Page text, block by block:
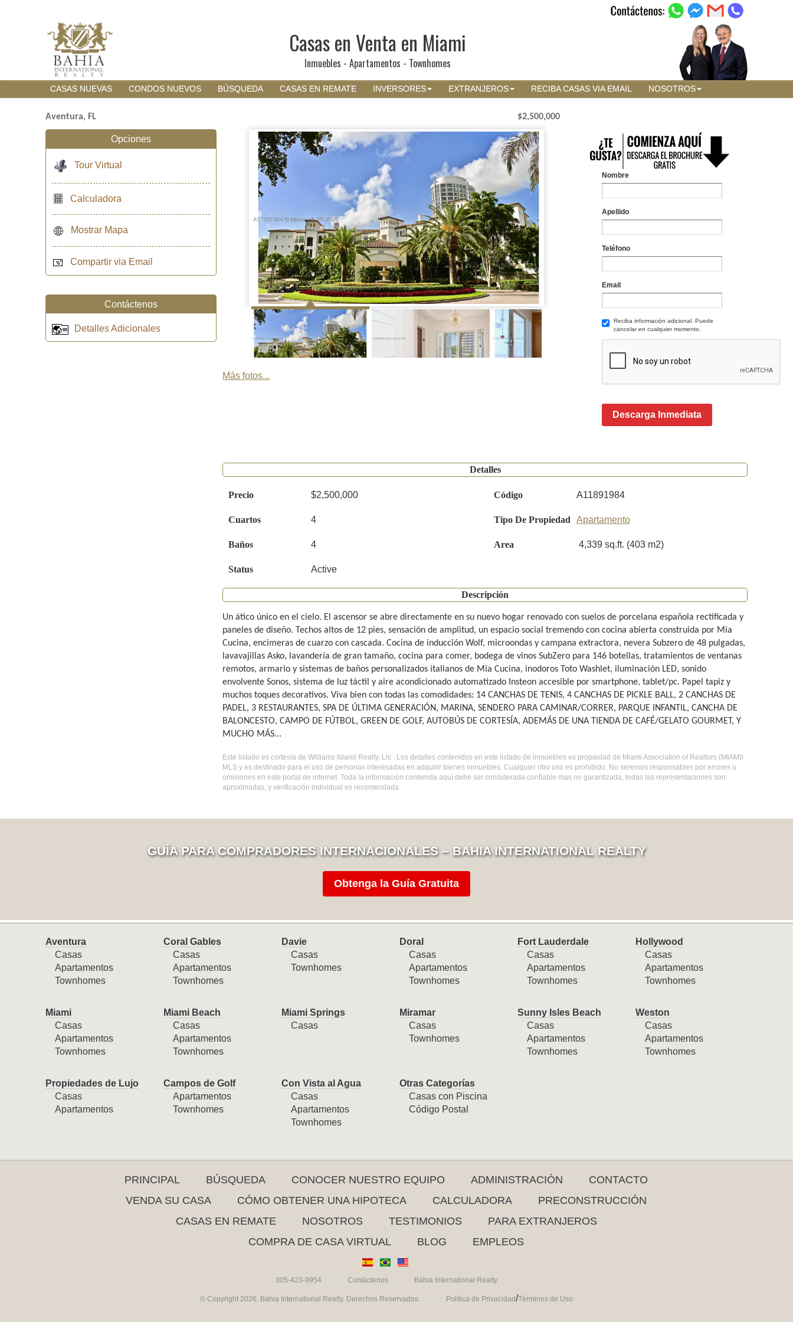
Casas en Venta en Miami
Inmuebles - Apartamentos - Townhomes
CASAS NUEVAS CONDOS NUEVOS BÚSQUEDA CASAS EN REMATE INVERSORES EXTRANJEROS RECIBA CASAS VIA EMAIL NOSOTROS
Aventura, FL $2,500,000
Más fotos...
Nombre
Apellido
Teléfono
Email
Reciba información adicional. Puede
cancelar en cualquier momento.
Descarga Inmediata
Detalles
Precio $2,500,000 Código A11891984
Cuartos 4 Tipo De Propiedad Apartamento
Baños 4 Area 4,339 sq.ft. (403 m2)
Status Active
Descripción
Un ático único en el cielo. El ascensor se abre directamente en su nuevo hogar renovado con suelos de porcelana española rectificada y
paneles de diseño. Techos altos de 12 pies, sensación de amplitud, un espacio social tremendo con cocina abierta construida por Mia
Cucina, encimeras de cuarzo con cascada. Cocina de inducción Wolf, microondas y campana extractora, nevera Subzero de 48 pulgadas,
lavavajillas Asko, lavandería de gran tamaño, cocina para comer, bodega de vinos SubZero para 146 botellas, tratamientos de ventanas
remotos, armario y sistemas de baños personalizados italianos de Mia Cucina, inodoros Toto Washlet, iluminación LED, sonido
envolvente Sonos, sistema de luz táctil y aire acondicionado automatizado Insteon accesible por smartphone, tablet/pc. Papel tapiz y
muchos toques decorativos. Viva bien con todas las comodidades: 14 CANCHAS DE TENIS, 4 CANCHAS DE PICKLE BALL, 2 CANCHAS DE
PADEL, 3 RESTAURANTES, SPA DE ÚLTIMA GENERACIÓN, MARINA, SENDERO PARA CAMINAR/CORRER, PARQUE INFANTIL, CANCHA DE
BALONCESTO, CAMPO DE FÚTBOL, GREEN DE GOLF, AUTOBÚS DE CORTESÍA, ADEMÁS DE UNA TIENDA DE CAFÉ/GELATO GOURMET, Y
MUCHO MÁS...
Este listado es cortesía de Williams Island Realty, Llc . Los detalles contenidos en este listado de inmuebles es propiedad de Miami Association of Realtors (MIAMI)
MLS y es destinado para el uso de personas interesadas en adquirir bienes inmuebles. Cualquier otro uso es prohibido. No seremos responsables por errores u
omisiones en este portal de internet. Toda la información contenida aquí debe ser considerada confiable mas no garantizada, todas las representaciones son
aproximadas, y verificación individual es recomendada.
Opciones
Tour Virtual
Calculadora
Mostrar Mapa
Compartir via Email
Contáctenos
Detalles Adicionales
GUÍA PARA COMPRADORES INTERNACIONALES – BAHIA INTERNATIONAL REALTY
Obtenga la Guía Gratuita
Aventura
Casas
Apartamentos
Townhomes
Coral Gables
Casas
Apartamentos
Townhomes
Davie
Casas
Townhomes
Doral
Casas
Apartamentos
Townhomes
Fort Lauderdale
Casas
Apartamentos
Townhomes
Hollywood
Casas
Apartamentos
Townhomes
Miami
Casas
Apartamentos
Townhomes
Miami Beach
Casas
Apartamentos
Townhomes
Miami Springs
Casas
Miramar
Casas
Townhomes
Sunny Isles Beach
Casas
Apartamentos
Townhomes
Weston
Casas
Apartamentos
Townhomes
Propiedades de Lujo
Casas
Apartamentos
Campos de Golf
Apartamentos
Townhomes
Con Vista al Agua
Casas
Apartamentos
Townhomes
Otras Categorías
Casas con Piscina
Código Postal
PRINCIPAL BÚSQUEDA CONOCER NUESTRO EQUIPO ADMINISTRACIÓN
CONTACTO
VENDA SU CASA
CÓMO OBTENER UNA HIPOTECA CALCULADORA
PRECONSTRUCCIÓN
CASAS EN REMATE
NOSOTROS TESTIMONIOS
PARA EXTRANJEROS
COMPRA DE CASA VIRTUAL
BLOG EMPLEOS
305-423-9954 Contáctenos Bahia International Realty
© Copyright 2026. Bahia International Realty. Derechos Reservados. Política de Privacidad/Términos de Uso